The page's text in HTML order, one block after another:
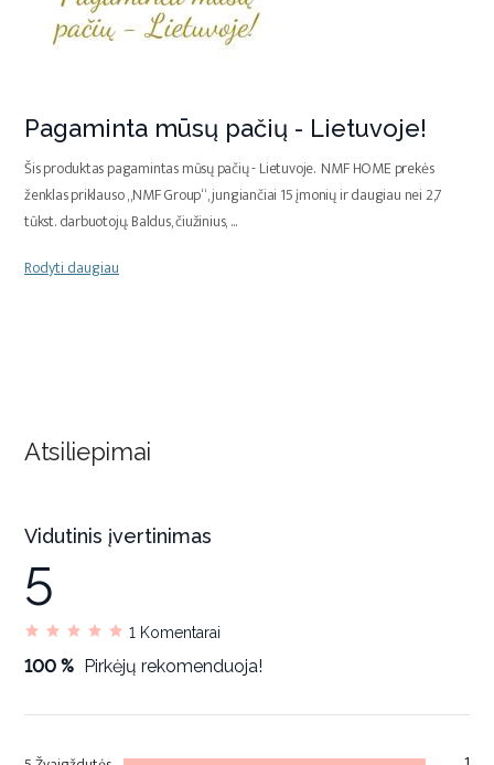
Pagaminta mūsų pačių - Lietuvoje!
Šis produktas pagamintas mūsų pačių - Lietuvoje. NMF HOME prekės
ženklas priklauso „NMF Group“, jungiančiai 15 įmonių ir daugiau nei 2,7
tūkst. darbuotojų. Baldus, čiužinius,...
Rodyti daugiau
Atsiliepimai
Vidutinis įvertinimas
5
1 Komentarai
100 % Pirkėjų rekomenduoja!